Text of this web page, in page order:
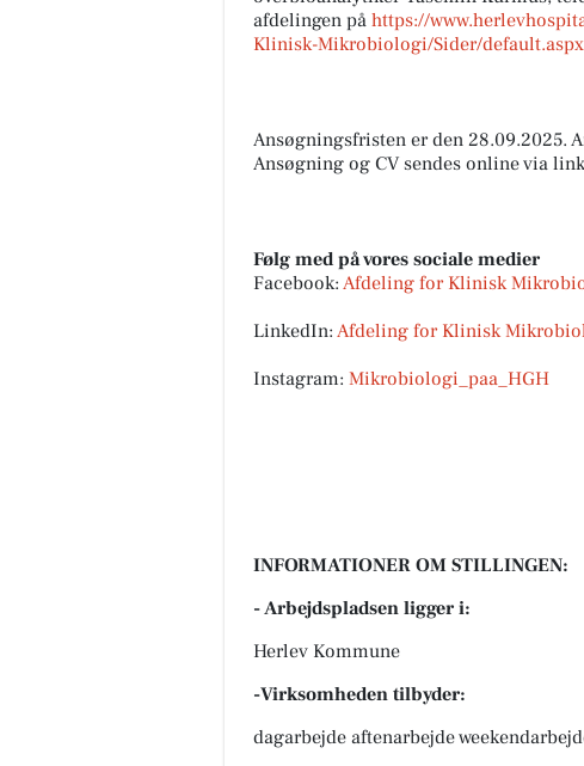
afdelingen på https://
Klinisk-Mikrobiologi/Sider/default.aspx
Ansøgningsfristen er den 28.09.2025.
Ansøgning og CV sendes online via
Følg med på vores sociale medier
Facebook: Afdeling for Klinisk
LinkedIn: Afdeling for Klinisk
Instagram: Mikrobiologi_paa_HGH
INFORMATIONER OM STILLINGEN:
- Arbejdspladsen ligger i:
Herlev Kommune
-Virksomheden tilbyder:
dagarbejde aftenarbejde